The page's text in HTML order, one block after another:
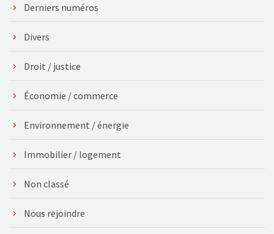
Derniers numéros
Divers
Droit / justice
Économie / commerce
Environnement / énergie
Immobilier / logement
Non classé
Nous rejoindre